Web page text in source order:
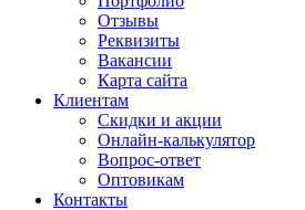
Отзывы
Реквизиты
Вакансии
Карта сайта
Клиентам
Скидки и акции
Онлайн-калькулятор
Вопрос-ответ
Оптовикам
Контакты